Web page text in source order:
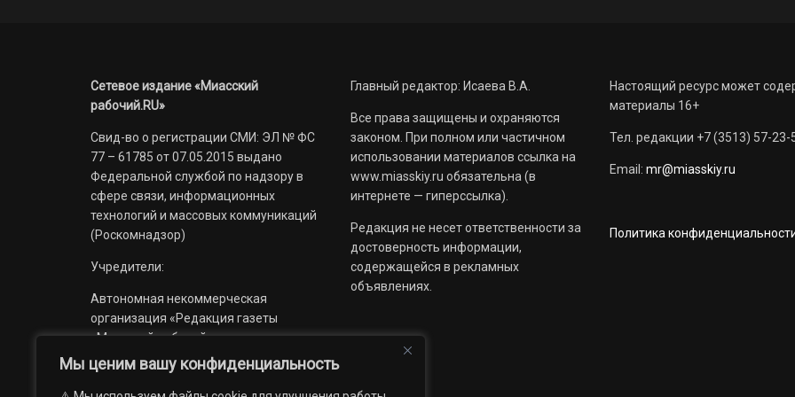
Мы ценим вашу конфиденциальность
Сетевое издание «Миасский
рабочий.RU»
Свид-во о регистрации СМИ: ЭЛ № ФС
77 – 61785 от 07.05.2015 выдано
Федеральной службой по надзору в
сфере связи, информационных
технологий и массовых коммуникаций
(Роскомнадзор)
Учредители:
Автономная некоммерческая
организация «Редакция газеты
«Миасский рабочий»;
Областное государственное
учреждение «Издательский дом
Главный редактор: Исаева В.А.
Все права защищены и охраняются
законом. При полном или частичном
использовании материалов ссылка на
www.miasskiy.ru обязательна (в
интернете — гиперссылка).
Редакция не несет ответственности за
достоверность информации,
содержащейся в рекламных
объявлениях.
Настоящий ресурс может
материалы 16+
Тел. редакции +7 (3513) 57-23-
Email: mr@miasskiy.ru
Политика